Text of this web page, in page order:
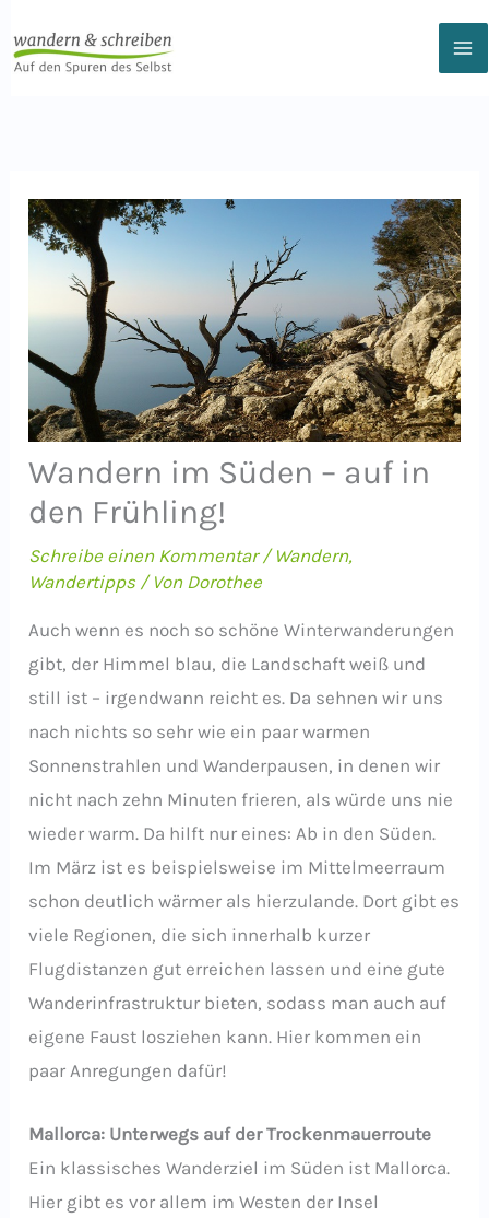
Inhalt
Wandern im Süden – auf in
den Frühling!
Schreibe einen Kommentar / Wandern,
Wandertipps/ Von Dorothee
Auch wenn es noch so schöne Winterwanderungen
gibt, der Himmel blau, die Landschaft weiß und
still ist – irgendwann reicht es. Da sehnen wir uns
nach nichts so sehr wie ein paar warmen
Sonnenstrahlen und Wanderpausen, in denen wir
nicht nach zehn Minuten frieren, als würde uns nie
wieder warm. Da hilft nur eines: Ab in den Süden.
Im März ist es beispielsweise im Mittelmeerraum
schon deutlich wärmer als hierzulande. Dort gibt es
viele Regionen, die sich innerhalb kurzer
Flugdistanzen gut erreichen lassen und eine gute
Wanderinfrastruktur bieten, sodass man auch auf
eigene Faust losziehen kann. Hier kommen ein
paar Anregungen dafür!
Mallorca: Unterwegs auf der Trockenmauerroute
Ein klassisches Wanderziel im Süden ist Mallorca.
Hier gibt es vor allem im Westen der Insel